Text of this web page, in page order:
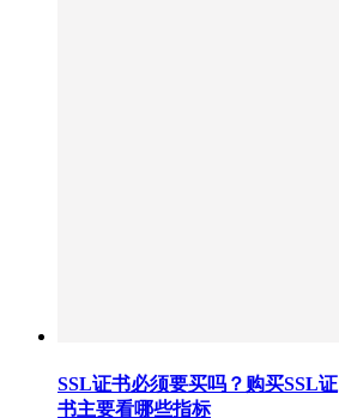
SSL证书必须要买吗？购买SSL证
书主要看哪些指标